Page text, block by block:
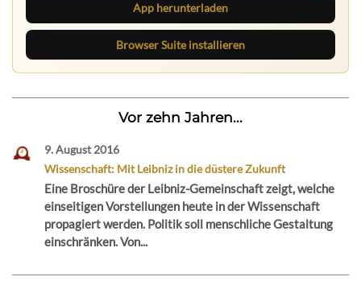
App herunterladen
Browser Suite installieren
Vor zehn Jahren...
9. August 2016
Wissenschaft: Mit Leibniz in die düstere Zukunft
Eine Broschüre der Leibniz-Gemeinschaft zeigt, welche
einseitigen Vorstellungen heute in der Wissenschaft
propagiert werden. Politik soll menschliche Gestaltung
einschränken. Von...